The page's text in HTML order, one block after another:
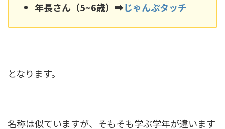
年長さん（5~6歳）➡じゃんぷタッチ
となります。
名称は似ていますが、そもそも学ぶ学年が違います